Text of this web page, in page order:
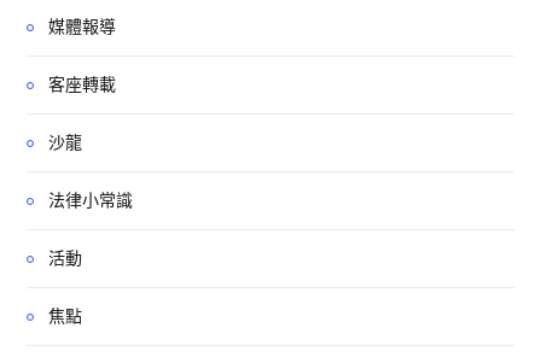
媒體報導
客座轉載
沙龍
法律小常識
活動
焦點